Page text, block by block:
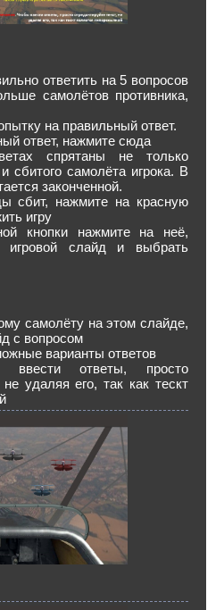
ответить на 5 вопросов
самолётов противника,
на правильный ответ.
ответ, нажмите сюда
спрятаны не только
сбитого самолёта игрока. В
законченной.
сбит, нажмите на красную
игру
кнопки нажмите на неё,
игровой слайд и выбрать
самолёту на этом слайде,
с вопросом
варианты ответов
ввести ответы, просто
не удаляя его, так как тескт